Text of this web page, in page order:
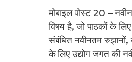
मोबाइल पोस्ट 20 –
विषय है, जो पाठकों के
संबंधित नवीनतम रुझानों,
के लिए उद्योग जगत की